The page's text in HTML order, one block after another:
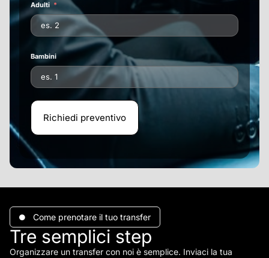
Adulti
Bambini
Richiedi preventivo
Come prenotare il tuo transfer
Tre semplici step
Organizzare un transfer con noi è semplice. Inviaci la tua